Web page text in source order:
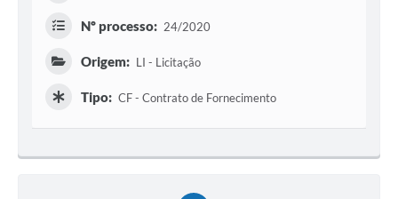
Nº processo: 24/2020
Origem: LI - Licitação
Tipo: CF - Contrato de Fornecimento